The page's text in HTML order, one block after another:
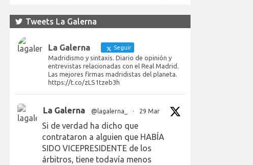
Tweets La Galerna
La Galerna Seguir
Madridismo y sintaxis. Diario de opinión y
entrevistas relacionadas con el Real Madrid.
Las mejores firmas madridistas del planeta.
https://t.co/zLS1tzeb3h
La Galerna @lagalerna_ · 29 Mar
Si de verdad ha dicho que
contrataron a alguien que HABÍA
SIDO VICEPRESIDENTE de los
árbitros, tiene todavía menos